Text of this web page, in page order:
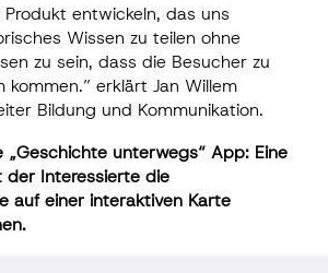
Produkt entwickeln, das uns
Wissen zu teilen ohne
zu sein, dass die Besucher zu
kommen.” erklärt Jan Willem
Bildung und Kommunikation.
unterwegs“ App: Eine
der Interessierte die
auf einer interaktiven Karte